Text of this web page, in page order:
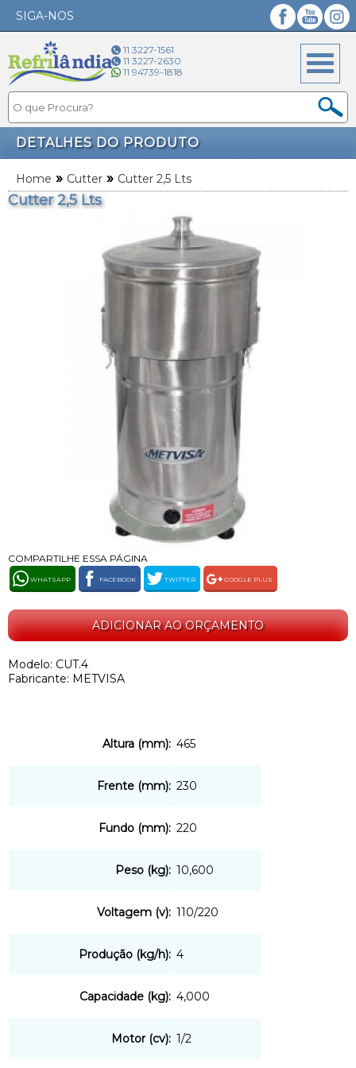
SIGA-NOS Instagram
11 3227-1561
11 3227-2630
11 94739-1818
DETALHES DO PRODUTO
Home » Cutter » Cutter 2,5 Lts
Cutter 2,5 Lts
COMPARTILHE ESSA PÁGINA
WHATSAPP FACEBOOK TWITTER GOOGLE PLUS
ADICIONAR AO ORÇAMENTO
Modelo: CUT.4
Fabricante: METVISA
Altura (mm): 465
Frente (mm): 230
Fundo (mm): 220
Peso (kg): 10,600
Voltagem (v): 110/220
Produção (kg/h): 4
Capacidade (kg): 4,000
Motor (cv): 1/2